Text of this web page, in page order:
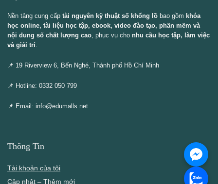
Nền tảng cung cấp tài nguyên kỹ thuật số khổng lồ bao gồm khóa
học online, tài liệu học tập, ebook, video đào tạo, phần mềm và
nội dung số chất lượng cao, phục vụ cho nhu cầu học tập, làm việc
và giải trí.
📌 19 Riverview 6, Bến Nghé, Thành phố Hồ Chí Minh
📌 Hotline: 0332 050 799
📌 Email: info@edumalls.net
Thông Tin
Tài khoản của tôi
Cập nhật – Thêm mới